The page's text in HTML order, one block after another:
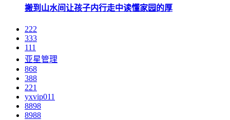
搬到山水间让孩子内行走中读懂家园的厚
222
333
111
亚星管理
868
388
221
yxvip011
8898
8988